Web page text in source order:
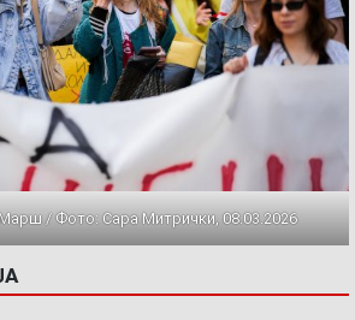
/ Фото: Сара Митрички, 08.03.2026